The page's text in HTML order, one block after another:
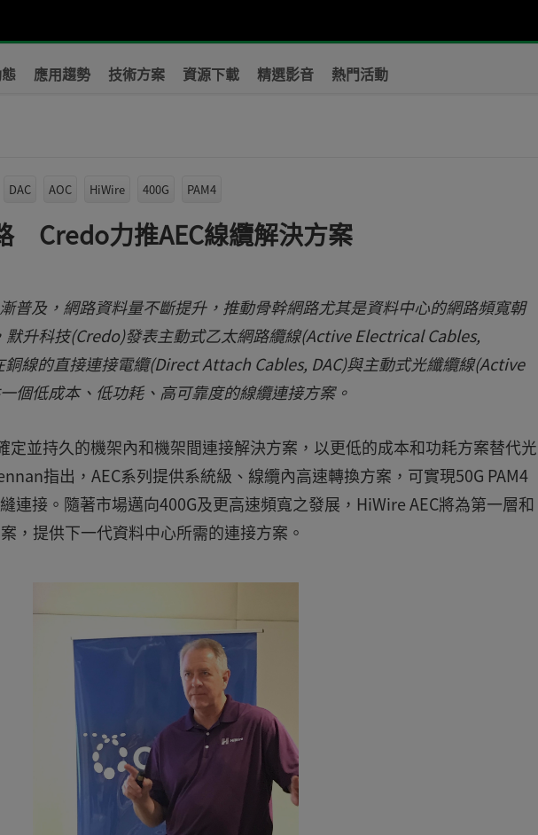
應用趨勢 技術方案 資源下載 精選影音 熱門活動
DAC AOC HiWire 400G PAM4
Credo力推AEC線纜解決方案
普及，網路資料量不斷提升，推動骨幹網路尤其是資料中心的網路頻寬朝
默升科技(Credo)發表主動式乙太網路纜線(Active Electrical Cables,
線的直接連接電纜(Direct Attach Cables, DAC)與主動式光纖纜線(Active
個低成本、低功耗、高可靠度的線纜連接方案。
定並持久的機架內和機架間連接解決方案，以更低的成本和功耗方案替代光
指出，AEC系列提供系統級、線纜內高速轉換方案，可實現50G PAM4
連接。隨著市場邁向400G及更高速頻寬之發展，HiWire AEC將為第一層和
，提供下一代資料中心所需的連接方案。